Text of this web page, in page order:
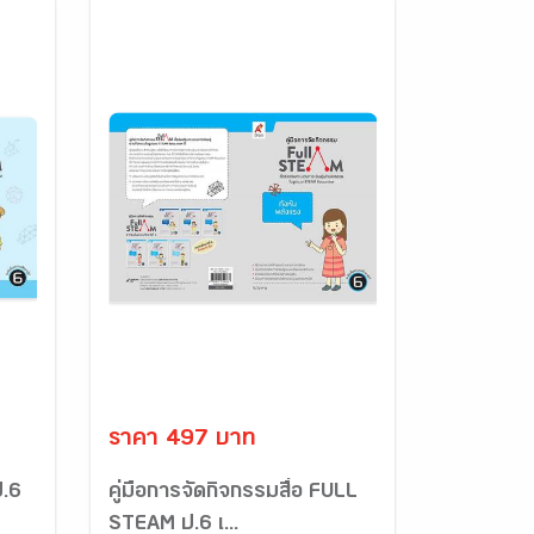
ราคา 497 บาท
คู่มือการจัดกิจกรรมสื่อ FULL
STEAM ป.6 เ...